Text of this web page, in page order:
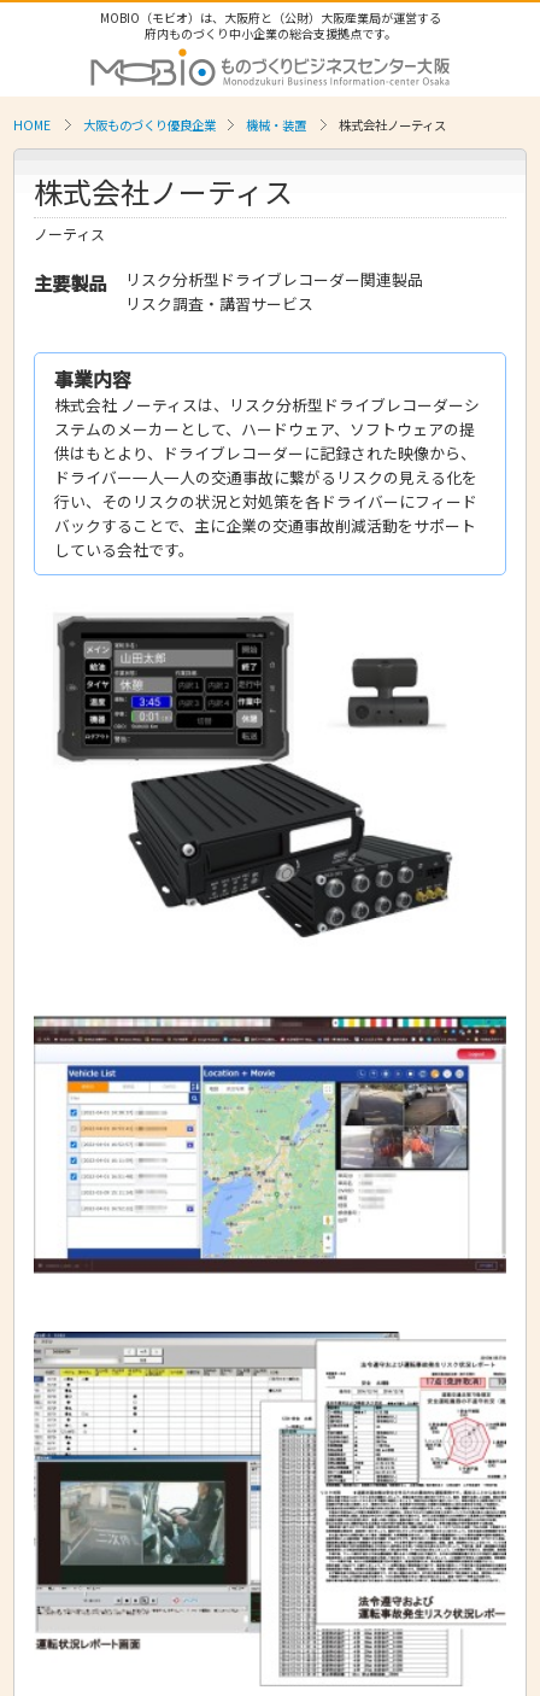
MOBIO（モビオ）は、大阪府と（公財）大阪産業局が運営する
府内ものづくり中小企業の総合支援拠点です。
HOME 大阪ものづくり優良企業 機械・装置 株式会社ノーティス
株式会社ノーティス
ノーティス
主要製品
リスク分析型ドライブレコーダー関連製品
リスク調査・講習サービス
事業内容
株式会社 ノーティスは、リスク分析型ドライブレコーダーシ
ステムのメーカーとして、ハードウェア、ソフトウェアの提
供はもとより、ドライブレコーダーに記録された映像から、
ドライバー一人一人の交通事故に繋がるリスクの見える化を
行い、そのリスクの状況と対処策を各ドライバーにフィード
バックすることで、主に企業の交通事故削減活動をサポート
している会社です。